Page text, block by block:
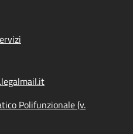
Polifunzionale (v.